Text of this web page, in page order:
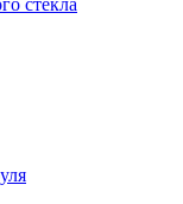
стекла